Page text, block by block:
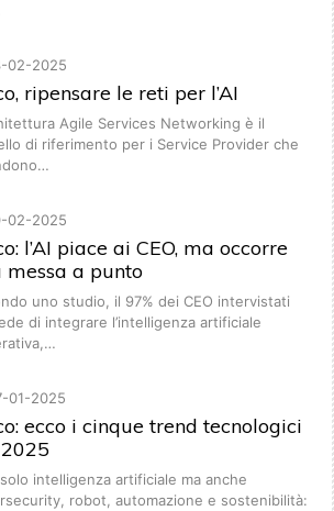
02-2025
ripensare le reti per l’AI
Agile Services Networking è il
di riferimento per i Service Provider che
02-2025
l’AI piace ai CEO, ma occorre
messa a punto
uno studio, il 97% dei CEO intervistati
di integrare l’intelligenza artificiale
01-2025
ecco i cinque trend tecnologici
intelligenza artificiale ma anche
robot, automazione e sostenibilità: